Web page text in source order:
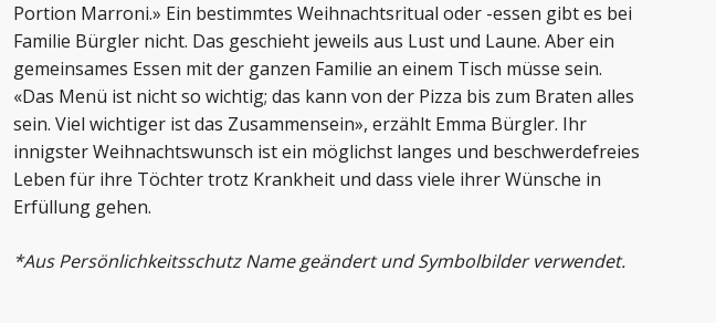
Portion Marroni.» Ein bestimmtes Weihnachtsritual oder -essen gibt es bei
Familie Bürgler nicht. Das geschieht jeweils aus Lust und Laune. Aber ein
gemeinsames Essen mit der ganzen Familie an einem Tisch müsse sein.
«Das Menü ist nicht so wichtig; das kann von der Pizza bis zum Braten alles
sein. Viel wichtiger ist das Zusammensein», erzählt Emma Bürgler. Ihr
innigster Weihnachtswunsch ist ein möglichst langes und beschwerdefreies
Leben für ihre Töchter trotz Krankheit und dass viele ihrer Wünsche in
Erfüllung gehen.
*Aus Persönlichkeitsschutz Name geändert und Symbolbilder verwendet.